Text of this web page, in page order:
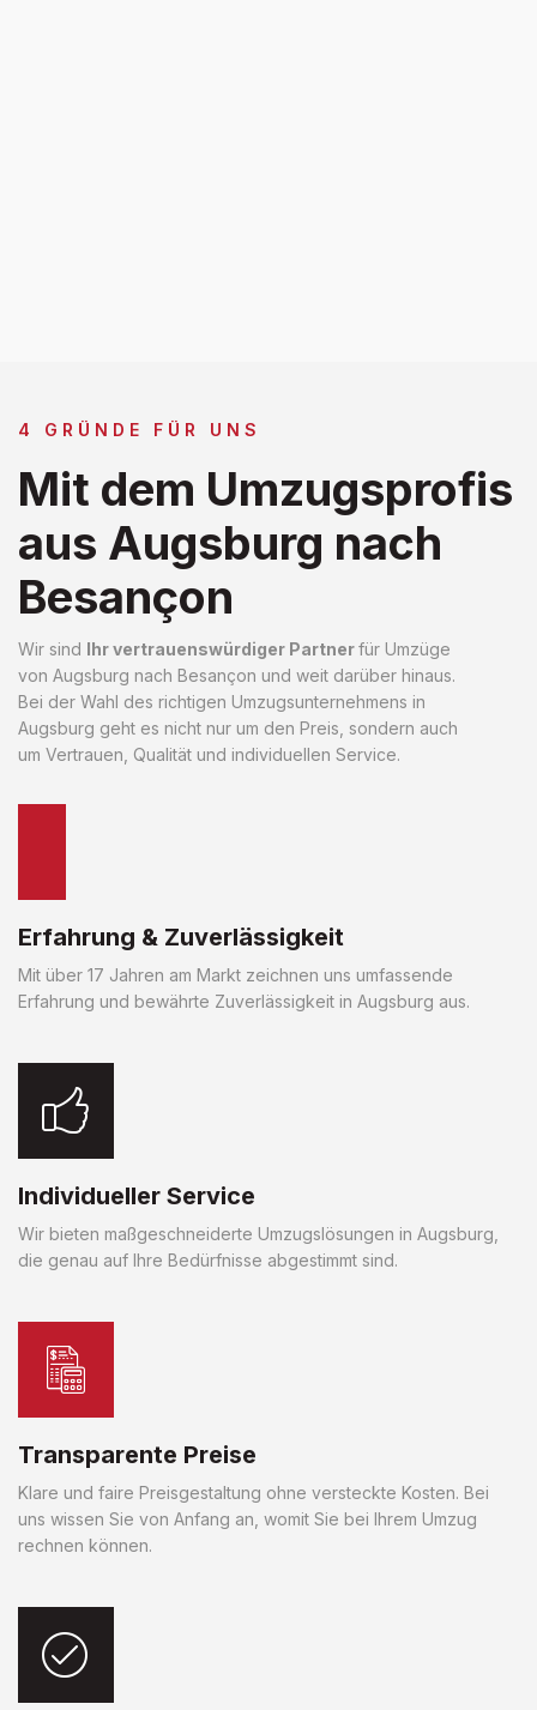
4 GRÜNDE FÜR UNS
Mit dem Umzugsprofis
aus Augsburg nach
Besançon
Wir sind Ihr vertrauenswürdiger Partnerfür Umzüge
von Augsburg nach Besançon und weit darüber hinaus.
Bei der Wahl des richtigen Umzugsunternehmens in
Augsburg geht es nicht nur um den Preis, sondern auch
um Vertrauen, Qualität und individuellen Service.
Erfahrung & Zuverlässigkeit
Mit über 17 Jahren am Markt zeichnen uns umfassende
Erfahrung und bewährte Zuverlässigkeit in Augsburg aus.
Individueller Service
Wir bieten maßgeschneiderte Umzugslösungen in Augsburg,
die genau auf Ihre Bedürfnisse abgestimmt sind.
Transparente Preise
Klare und faire Preisgestaltung ohne versteckte Kosten. Bei
uns wissen Sie von Anfang an, womit Sie bei Ihrem Umzug
rechnen können.